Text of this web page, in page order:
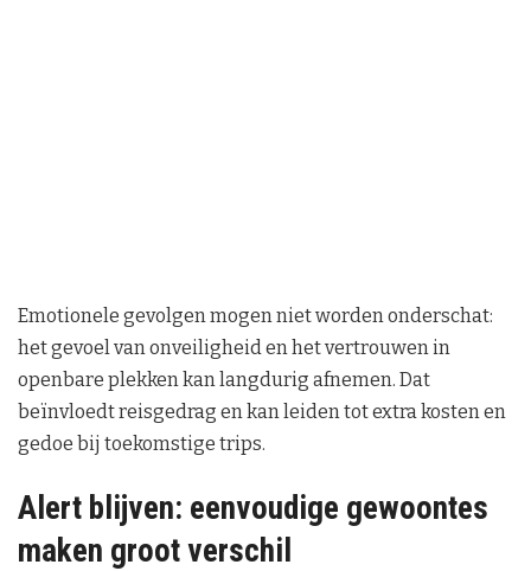
Emotionele gevolgen mogen niet worden onderschat:
het gevoel van onveiligheid en het vertrouwen in
openbare plekken kan langdurig afnemen. Dat
beïnvloedt reisgedrag en kan leiden tot extra kosten en
gedoe bij toekomstige trips.
Alert blijven: eenvoudige gewoontes
maken groot verschil